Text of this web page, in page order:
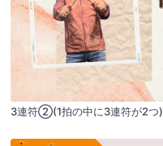
3連符②(1拍の中に3連符が2つ)